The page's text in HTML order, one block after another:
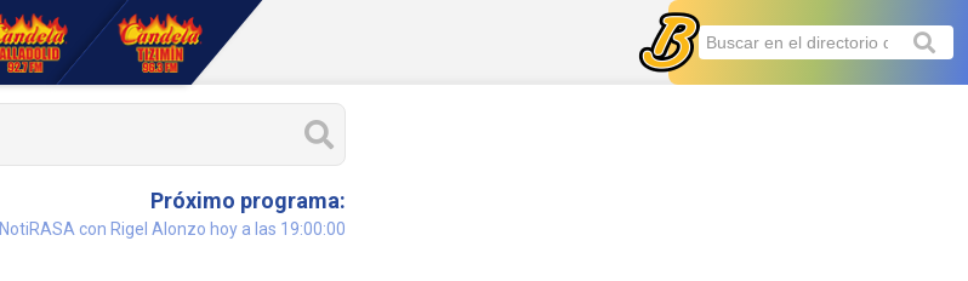
Próximo programa:
NotiRASA con Rigel Alonzo hoy a las 19:00:00